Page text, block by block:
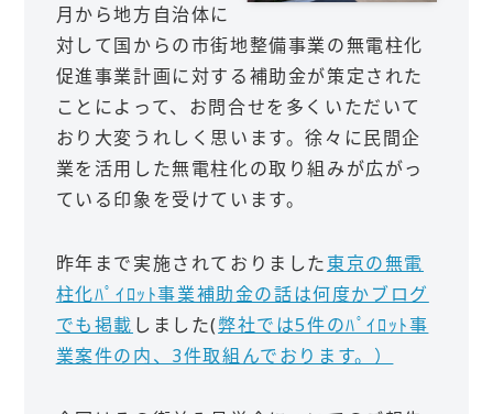
月から地方自治体に
対して国からの市街地整備事業の無電柱化
促進事業計画に対する補助金が策定された
ことによって、お問合せを多くいただいて
おり大変うれしく思います。徐々に民間企
業を活用した無電柱化の取り組みが広がっ
ている印象を受けています。
昨年まで実施されておりました東京の無電
柱化ﾊﾟｲﾛｯﾄ事業補助金の話は何度かブログ
でも掲載 しました(弊社では5件のﾊﾟｲﾛｯﾄ事
業案件の内、3件取組んでおります。）